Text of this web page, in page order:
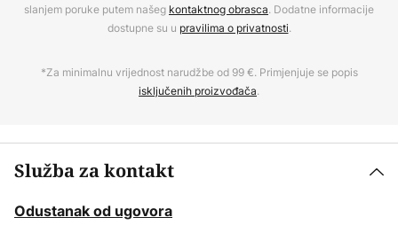
slanjem poruke putem našeg kontaktnog obrasca. Dodatne informacije
dostupne su u pravilima o privatnosti.
*Za minimalnu vrijednost narudžbe od 99 €. Primjenjuje se popis
isključenih proizvođača.
Služba za kontakt
Odustanak od ugovora